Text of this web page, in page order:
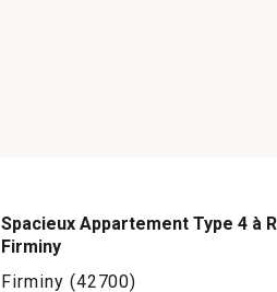
Spacieux Appartement Type 4 à
Firminy
Firminy (42700)